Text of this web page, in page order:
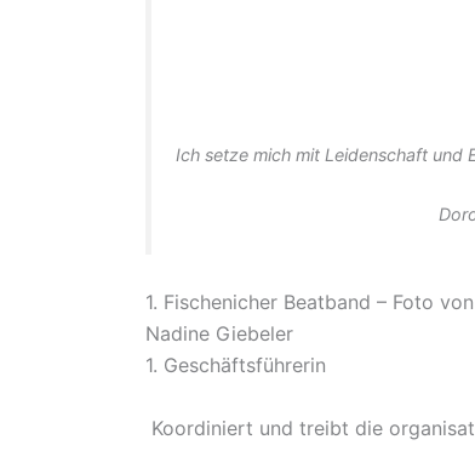
Ich setze mich mit Leidenschaft und
1. Fischenicher Beatband – Foto
Nadine Giebeler
1. Geschäftsführerin
Koordiniert und treibt die